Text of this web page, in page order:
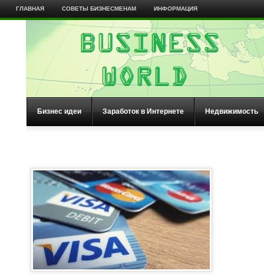
ГЛАВНАЯ СОВЕТЫ БИЗНЕСМЕНАМ ИНФОРМАЦИЯ
Бизнес идеи Заработок в Интернете Недвижимость